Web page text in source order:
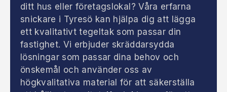
ditt hus eller företagslokal? Våra erfarna
snickare i Tyresö kan hjälpa dig att lägga
ett kvalitativt tegeltak som passar din
fastighet. Vi erbjuder skräddarsydda
lösningar som passar dina behov och
önskemål och använder oss av
högkvalitativa material för att säkerställa